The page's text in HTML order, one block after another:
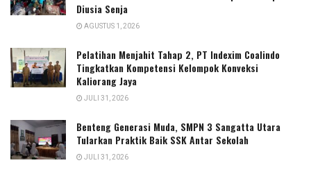
Diusia Senja
AGUSTUS 1, 2026
Pelatihan Menjahit Tahap 2, PT Indexim Coalindo
Tingkatkan Kompetensi Kelompok Konveksi
Kaliorang Jaya
JULI 31, 2026
Benteng Generasi Muda, SMPN 3 Sangatta Utara
Tularkan Praktik Baik SSK Antar Sekolah
JULI 31, 2026